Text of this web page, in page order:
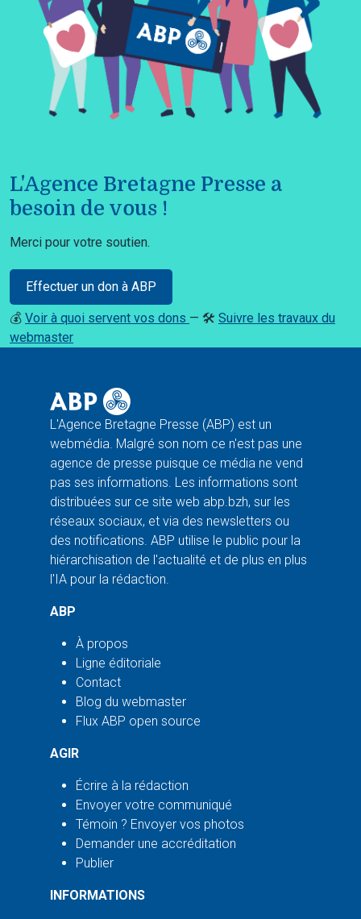
L'Agence Bretagne Presse a
besoin de vous !
Merci pour votre soutien.
Effectuer un don à ABP
💰 Voir à quoi servent vos dons — 🛠️ Suivre les travaux du
webmaster
L'Agence Bretagne Presse (ABP) est un
webmédia. Malgré son nom ce n'est pas une
agence de presse puisque ce média ne vend
pas ses informations. Les informations sont
distribuées sur ce site web abp.bzh, sur les
réseaux sociaux, et via des newsletters ou
des notifications. ABP utilise le public pour la
hiérarchisation de l'actualité et de plus en plus
l'IA pour la rédaction.
ABP
À propos
Ligne éditoriale
Contact
Blog du webmaster
Flux ABP open source
AGIR
Écrire à la rédaction
Envoyer votre communiqué
Témoin ? Envoyer vos photos
Demander une accréditation
Publier
INFORMATIONS